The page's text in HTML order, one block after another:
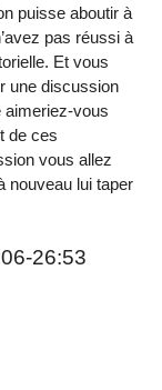
puisse aboutir à
pas réussi à
Et vous
une discussion
aimeriez-vous
de ces
vous allez
nouveau lui taper
26:53